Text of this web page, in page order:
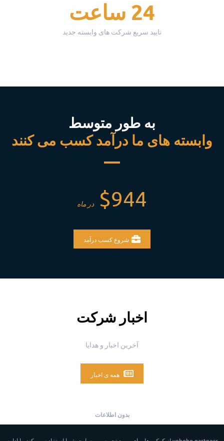
24 ساعت
تایید سریع شرکت های وابسته جدید
به طور متوسط
وابسته های ما درآمد کسب می کنند
$944 در ماه
شروع کسب درآمد
اخبار شرکت
آخرین اخبار و هدایا
همه ی اخبار
بدون اطلاعات